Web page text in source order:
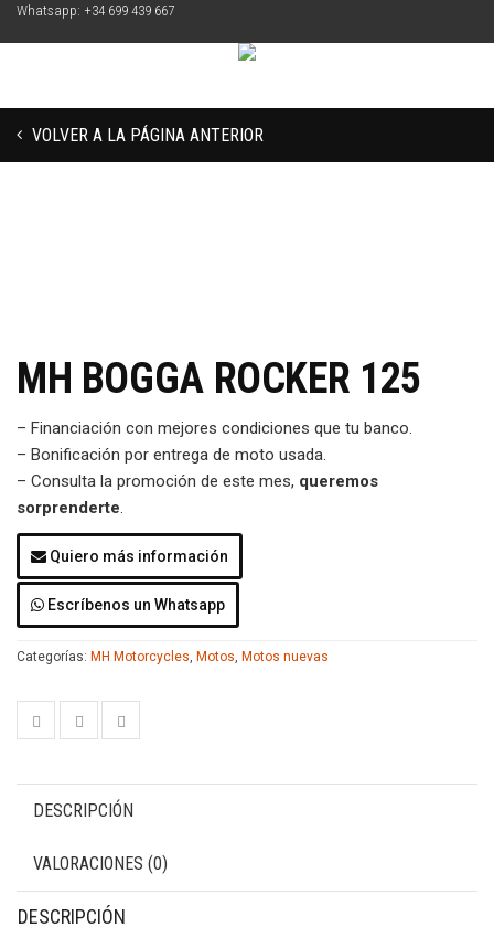
Whatsapp: +34 699 439 667
VOLVER A LA PÁGINA ANTERIOR
MH BOGGA ROCKER 125
– Financiación con mejores condiciones que tu banco.
– Bonificación por entrega de moto usada.
– Consulta la promoción de este mes, queremos
sorprenderte.
Quiero más información
Escríbenos un Whatsapp
Categorías: MH Motorcycles, Motos, Motos nuevas
DESCRIPCIÓN
VALORACIONES (0)
DESCRIPCIÓN